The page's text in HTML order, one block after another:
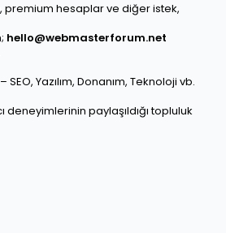
premium hesaplar ve diğer istek,
hello@webmasterforum.net
Yazılım, Donanım, Teknoloji vb.
deneyimlerinin paylaşıldığı topluluk